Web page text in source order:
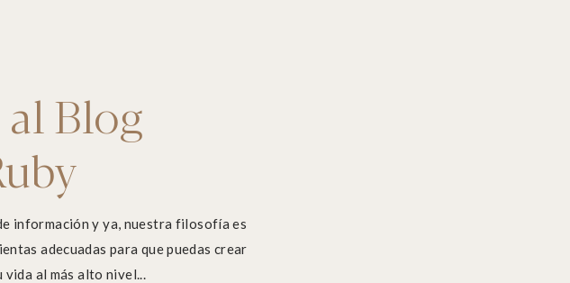
Blog
información y ya, nuestra filosofía es
adecuadas para que puedas crear
al más alto nivel...